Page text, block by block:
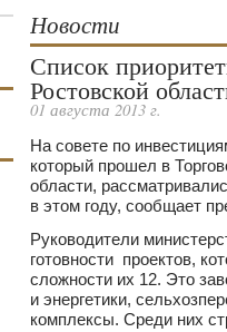
Новости
Список
Ростовской
01 августа 2013 г.
На совете по
который прошел в
области,
в этом году, сообщает
Руководители
готовности проектов,
сложности их 12. Это
и энергетики,
комплексы. Среди них